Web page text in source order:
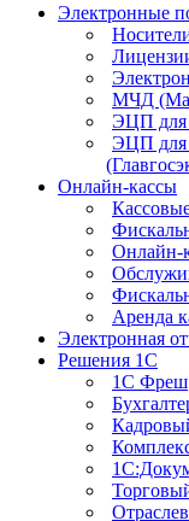
Электронные
МЧД
ЭЦП для
ЭЦП для
Онлайн-кассы
Онлайн-
Аренда
Электронная
Решения 1С
1С Фреш